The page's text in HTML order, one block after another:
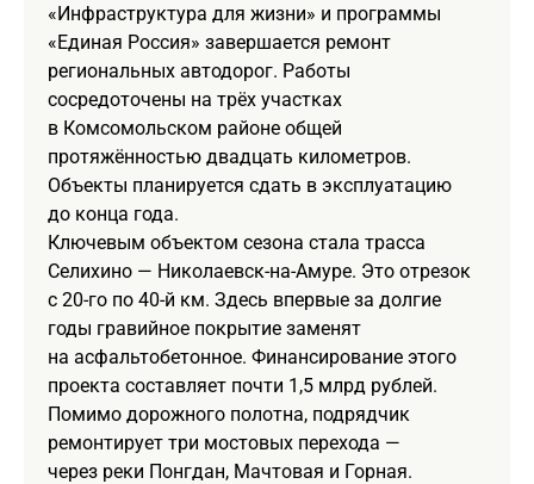
«Инфраструктура для жизни» и программы
«Единая Россия» завершается ремонт
региональных автодорог. Работы
сосредоточены на трёх участках
в Комсомольском районе общей
протяжённостью двадцать километров.
Объекты планируется сдать в эксплуатацию
до конца года.
Ключевым объектом сезона стала трасса
Селихино — Николаевск-на-Амуре. Это отрезок
с 20-го по 40-й км. Здесь впервые за долгие
годы гравийное покрытие заменят
на асфальтобетонное. Финансирование этого
проекта составляет почти 1,5 млрд рублей.
Помимо дорожного полотна, подрядчик
ремонтирует три мостовых перехода —
через реки Понгдан, Мачтовая и Горная.